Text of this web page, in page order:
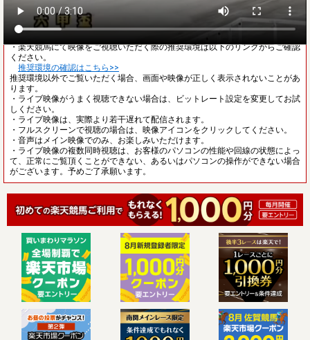
ご注意
・レース映像が見られない方は以下のリンクをご確認ください。
レース映像が見られない方はこちら>>
・レース開始前は、他場の映像が流れることがあります。
・楽天競馬にて映像をご視聴いただく際の推奨環境は以下のリンクからご確認
ください。
推奨環境の確認はこちら>>
推奨環境以外でご覧いただく場合、画面や映像が正しく表示されないことがあ
ります。
・ライブ映像がうまく視聴できない場合は、ビットレート設定を変更してお試
しください。
・ライブ映像は、実際より若干遅れて配信されます。
・フルスクリーンで視聴の場合は、映像アイコンをクリックしてください。
・音声はメイン映像でのみ、お楽しみいただけます。
・ライブ映像の複数同時視聴は、お客様のパソコンの性能や回線の状態によっ
て、正常にご覧頂くことができない、あるいはパソコンの操作ができない場合
がございます。予めご了承願います。